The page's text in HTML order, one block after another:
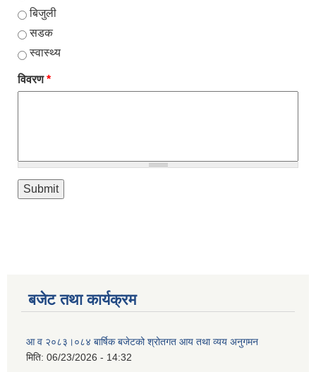
बिजुली
सडक
स्वास्थ्य
विवरण*
बजेट तथा कार्यक्रम
आ व २०८३।०८४ बार्षिक बजेटको श्रोतगत आय तथा व्यय अनुगमन
मिति: 06/23/2026 - 14:32